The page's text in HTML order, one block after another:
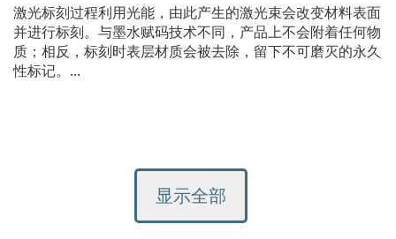
​激光标刻过程利用光能，由此产生的激光束会改变材料表面
并进行标刻。与墨水赋码技术不同，产品上不会附着任何物
质；相反，标刻时表层材质会被去除，留下不可磨灭的永久
性标记。...
显示全部